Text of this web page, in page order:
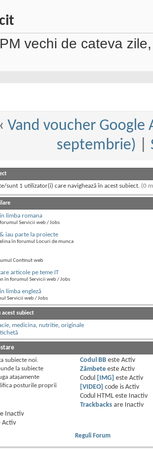
vechi de cateva
Vand voucher Google
septembrie)
sunt 1 utilizator(i) care navighează în acest subiect. (0
limba romana
Servicii web / Jobs
iau parte la proiecte
în forumul Locuri de munca
Continut web
articole pe teme IT
în forumul Servicii web / Jobs
limba engleză
Servicii web / Jobs
acest subiect
, medicina, nutritie, originale
subiecte noi.
la subiecte
ataşamente
posturile proprii
Codul BBeste Activ
Zâmbeteeste Activ
Codul
[IMG] este Activ
[VIDEO]
code is Activ
Codul HTML este
Inactiv
Trackbacksare
Inactiv
Inactiv
Activ
Reguli Forum